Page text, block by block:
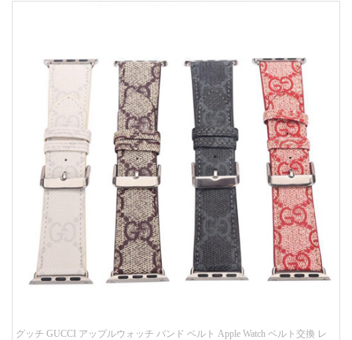
グッチ GUCCI アップルウォッチ バンド ベルト Apple Watch ベルト交換 レ